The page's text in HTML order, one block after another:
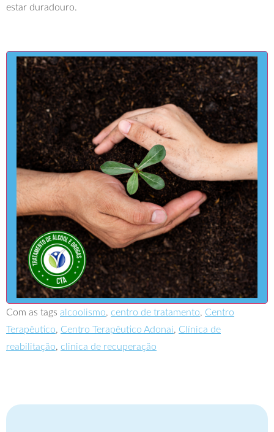
estar duradouro.
Com as tags alcoolismo, centro de tratamento, Centro
Terapêutico, Centro Terapêutico Adonai, Clínica de
reabilitação, clinica de recuperação